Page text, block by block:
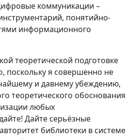
коммуникации –
понятийно-
информационного
теоретической подготовке
поскольку я совершенно не
и давнему убеждению,
теоретического обоснования
любых
Дайте серьёзные
библиотеки в системе